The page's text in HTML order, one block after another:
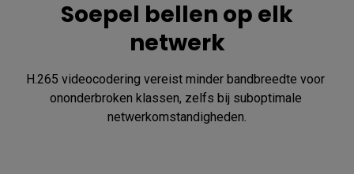
Soepel bellen op elk
netwerk
H.265 videocodering vereist minder bandbreedte voor
ononderbroken klassen, zelfs bij suboptimale
netwerkomstandigheden.